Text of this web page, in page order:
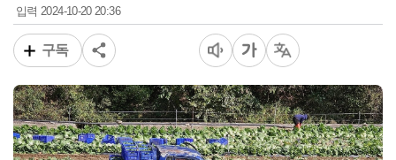
입력2024-10-20 20:36
구독